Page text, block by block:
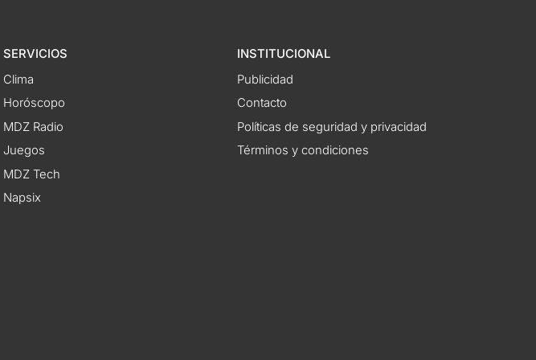
SERVICIOS
Clima
Horóscopo
MDZ Radio
Juegos
MDZ Tech
Napsix
INSTITUCIONAL
Publicidad
Contacto
Políticas de seguridad y privacidad
Términos y condiciones